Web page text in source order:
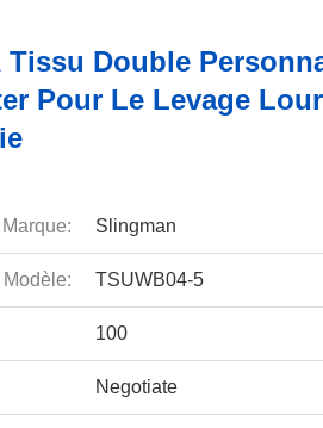
Double
Pour Le Levage
Slingman
TSUWB04-5
100
Negotiate